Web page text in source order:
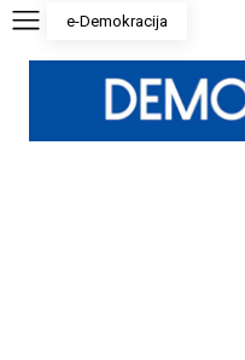
e-Demokracija